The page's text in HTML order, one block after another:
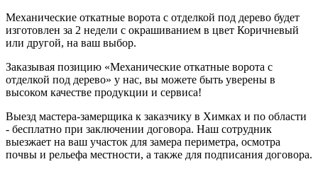
Механические откатные ворота с отделкой под дерево будет
изготовлен за 2 недели с окрашиванием в цвет Коричневый
или другой, на ваш выбор.
Заказывая позицию «Механические откатные ворота с
отделкой под дерево» у нас, вы можете быть уверены в
высоком качестве продукции и сервиса!
Выезд мастера-замерщика к заказчику в Химках и по области
- бесплатно при заключении договора. Наш сотрудник
выезжает на ваш участок для замера периметра, осмотра
почвы и рельефа местности, а также для подписания договора.